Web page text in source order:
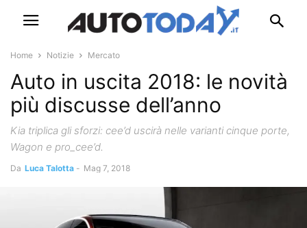
Home Notizie Mercato
Auto in uscita 2018: le novità
più discusse dell’anno
Kia triplica gli sforzi: cee’d uscirà nelle varianti cinque porte,
Wagon e pro_cee’d.
Da Luca Talotta - Mag 7, 2018